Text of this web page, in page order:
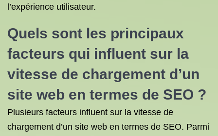
l’expérience utilisateur.
Quels sont les principaux
facteurs qui influent sur la
vitesse de chargement d’un
site web en termes de SEO ?
Plusieurs facteurs influent sur la vitesse de
chargement d’un site web en termes de SEO. Parmi